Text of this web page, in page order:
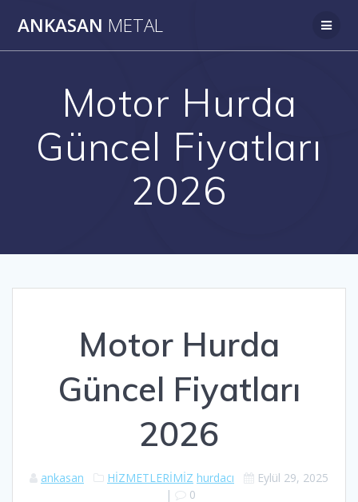
ANKASAN METAL
Motor Hurda
Güncel Fiyatları
2026
Motor Hurda
Güncel Fiyatları
2026
ankasan HİZMETLERİMİZ hurdacı
Eylül 29, 2025
|
0